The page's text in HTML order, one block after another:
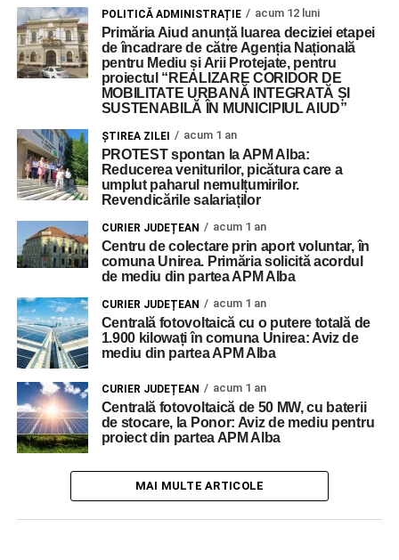
POLITICĂ ADMINISTRAȚIE acum 12 luni
Primăria Aiud anunță luarea deciziei etapei
de încadrare de către Agenția Națională
pentru Mediu și Arii Protejate, pentru
proiectul “REALIZARE CORIDOR DE
MOBILITATE URBANĂ INTEGRATĂ ȘI
SUSTENABILĂ ÎN MUNICIPIUL AIUD”
ŞTIREA ZILEI acum 1 an
PROTEST spontan la APM Alba:
Reducerea veniturilor, picătura care a
umplut paharul nemulțumirilor.
Revendicările salariaților
CURIER JUDEȚEAN acum 1 an
Centru de colectare prin aport voluntar, în
comuna Unirea. Primăria solicită acordul
de mediu din partea APM Alba
CURIER JUDEȚEAN acum 1 an
Centrală fotovoltaică cu o putere totală de
1.900 kilowați în comuna Unirea: Aviz de
mediu din partea APM Alba
CURIER JUDEȚEAN acum 1 an
Centrală fotovoltaică de 50 MW, cu baterii
de stocare, la Ponor: Aviz de mediu pentru
proiect din partea APM Alba
MAI MULTE ARTICOLE